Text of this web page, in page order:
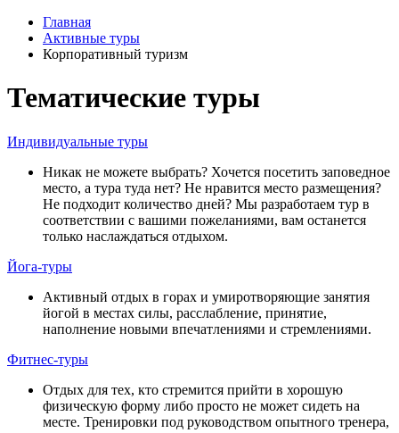
Главная
Активные туры
Корпоративный туризм
Тематические туры
Индивидуальные туры
Никак не можете выбрать? Хочется посетить заповедное
место, а тура туда нет? Не нравится место размещения?
Не подходит количество дней? Мы разработаем тур в
соответствии с вашими пожеланиями, вам останется
только наслаждаться отдыхом.
Йога-туры
Активный отдых в горах и умиротворяющие занятия
йогой в местах силы, расслабление, принятие,
наполнение новыми впечатлениями и стремлениями.
Фитнес-туры
Отдых для тех, кто стремится прийти в хорошую
физическую форму либо просто не может сидеть на
месте. Тренировки под руководством опытного тренера,